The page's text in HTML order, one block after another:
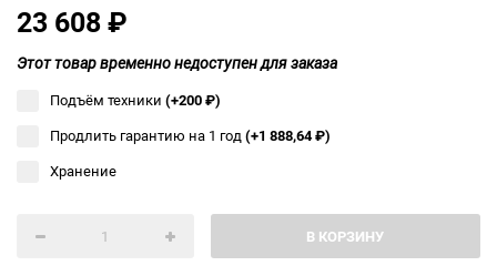
23 608₽
Этот товар временно недоступен для заказа
Подъём техники (+200₽)
Продлить гарантию на 1 год(+1 888,64₽)
Хранение
В КОРЗИНУ